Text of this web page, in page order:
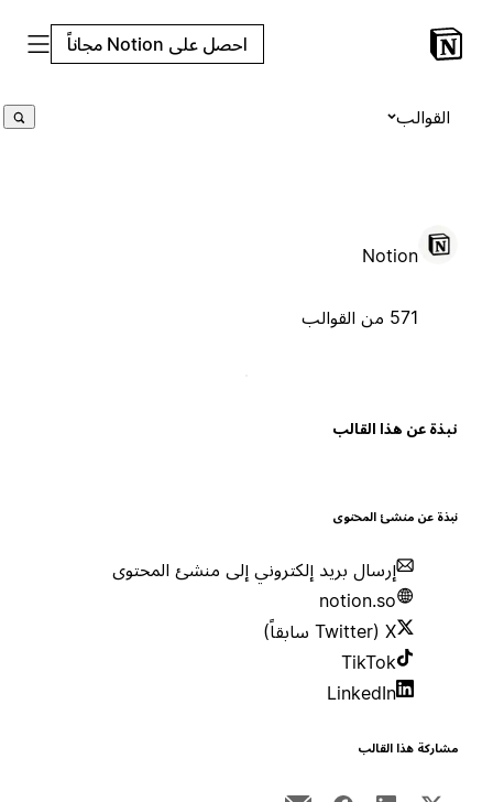
احصل على Notion مجاناً
القوالب
Notion
عن هذا القالب
عن منشئ المحتوى
إرسال بريد إلكتروني إلى منشئ المحتوى
notion.so
TikTok
LinkedIn
هذا القالب